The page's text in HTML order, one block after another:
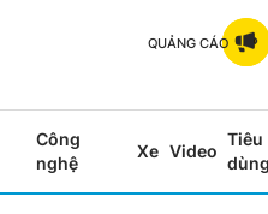
QUẢNG CÁO
Công
nghệ
Xe Video
Tiêu
dùng